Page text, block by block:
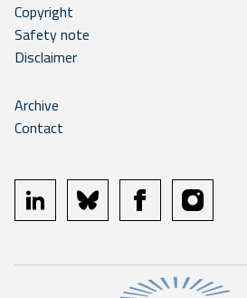
Copyright
Safety note
Disclaimer
Archive
Contact
linkedin bluesky facebookinstagram